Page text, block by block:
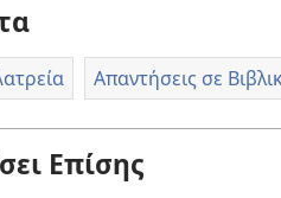
Απαντήσεις σε
Επίσης